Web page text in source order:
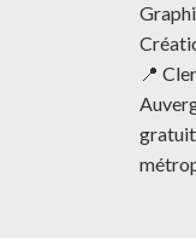
📍
gratuit